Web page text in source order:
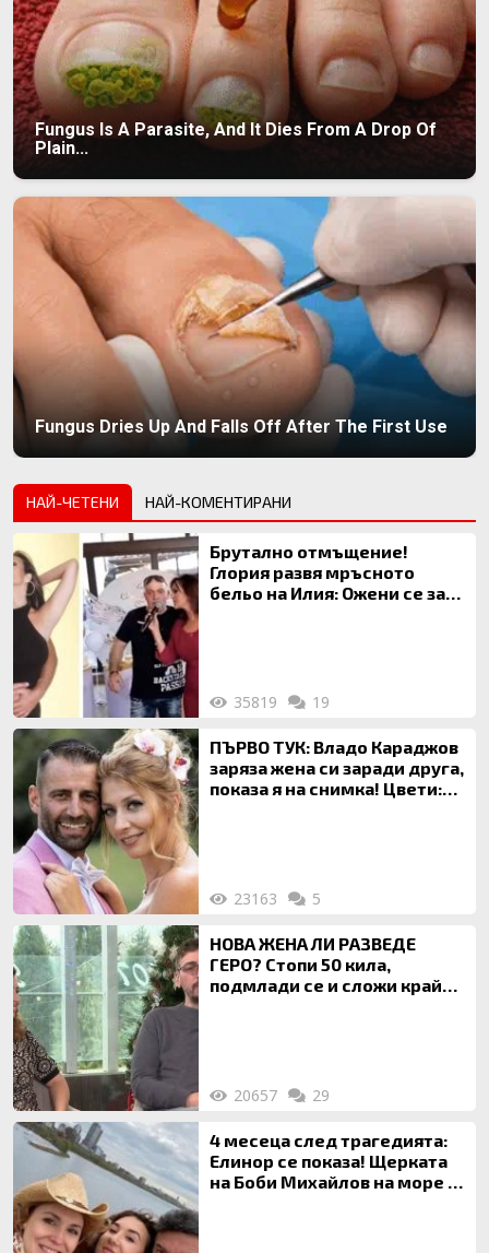
Fungus Is A Parasite, And It Dies From A Drop Of
Plain...
Fungus Dries Up And Falls Off After The First Use
НАЙ-ЧЕТЕНИ НАЙ-КОМЕНТИРАНИ
Брутално отмъщение!
Глория развя мръсното
бельо на Илия: Ожени се за
35819 19
ПЪРВО ТУК: Владо Караджов
заряза жена си заради друга,
показа я на снимка! Цвети:
23163 5
НОВА ЖЕНА ЛИ РАЗВЕДЕ
ГЕРО? Стопи 50 кила,
подмлади се и сложи край
20657 29
4 месеца след трагедията:
Елинор се показа! Щерката
на Боби Михайлов на море с